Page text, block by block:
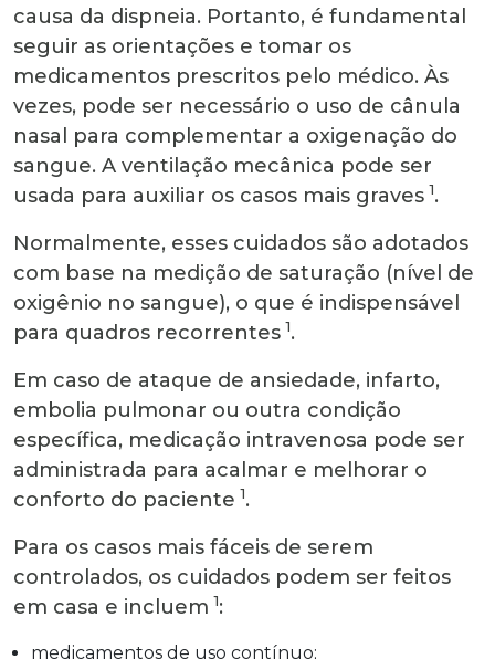
causa da dispneia. Portanto, é fundamental
seguir as orientações e tomar os
medicamentos prescritos pelo médico. Às
vezes, pode ser necessário o uso de cânula
nasal para complementar a oxigenação do
sangue. A ventilação mecânica pode ser
usada para auxiliar os casos mais graves 1.
Normalmente, esses cuidados são adotados
com base na medição de saturação (nível de
oxigênio no sangue), o que é indispensável
para quadros recorrentes 1.
Em caso de ataque de ansiedade, infarto,
embolia pulmonar ou outra condição
específica, medicação intravenosa pode ser
administrada para acalmar e melhorar o
conforto do paciente 1.
Para os casos mais fáceis de serem
controlados, os cuidados podem ser feitos
em casa e incluem 1:
medicamentos de uso contínuo;